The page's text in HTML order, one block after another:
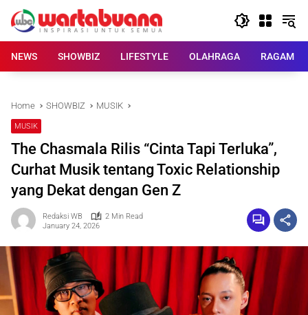
content
NEWS
SHOWBIZ LIFESTYLE OLAHRAGA RAGAM
Home SHOWBIZ MUSIK
MUSIK
The Chasmala Rilis “Cinta Tapi Terluka”,
Curhat Musik tentang Toxic Relationship
yang Dekat dengan Gen Z
Redaksi WB
2 Min Read
January 24, 2026